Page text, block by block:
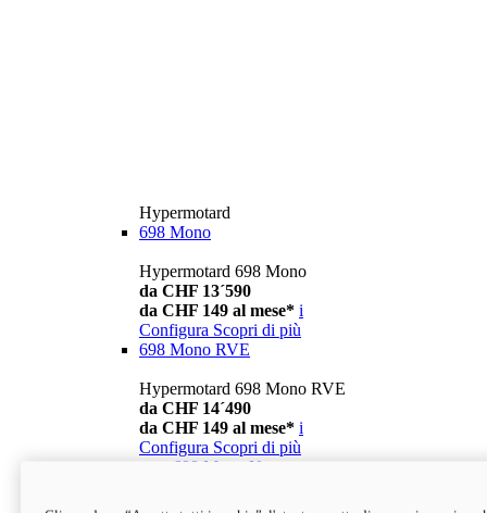
Hypermotard
698 Mono
Hypermotard 698 Mono
da CHF 13´590
da CHF 149 al mese* i
Configura Scopri di più
698 Mono RVE
Hypermotard 698 Mono RVE
da CHF 14´490
da CHF 149 al mese* i
Configura Scopri di più
698 Mono Nera
Hypermotard 698 Mono Nera